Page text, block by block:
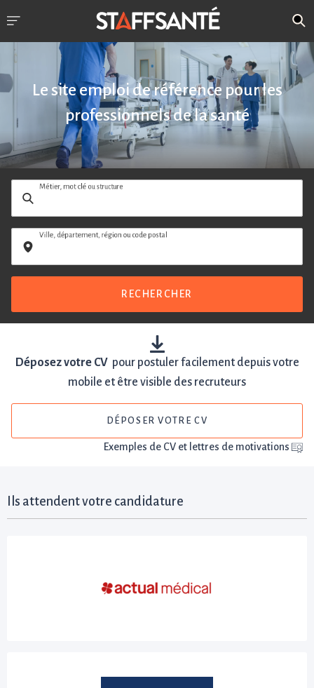
Le site emploi de référence pour les
professionnels de la santé
Métier, mot clé ou structure
Ville, département, région ou code postal
RECHERCHER
Déposez votre CVpour postuler facilement depuis votre
mobile et être visible des recruteurs
DÉPOSER VOTRE CV
Exemples de CV et lettres de motivations
Ils attendent votre candidature